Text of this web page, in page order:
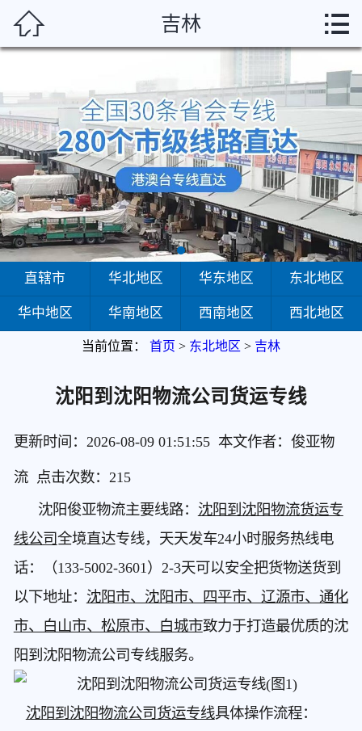
华北地区
华东地区
东北地区
华中地区
华南地区
西南地区
 吉林 
直辖市 华北地区 华东地区 东北地区
华中地区 华南地区 西南地区 西北地区
当前位置： 首页 > 东北地区 > 吉林
沈阳到沈阳物流公司货运专线
更新时间：2026-08-09 01:51:55 本文作者：俊亚物
流 点击次数： 215
沈阳俊亚物流主要线路： 沈阳到沈阳物流货运专
线公司全境直达专线，天天发车24小时服务热线电
话：（133-5002-3601）2-3天可以安全把货物送货到
以下地址： 沈阳市、沈阳市、四平市、辽源市、通化
市、白山市、松原市、白城市致力于打造最优质的沈
阳到沈阳物流公司专线服务。
沈阳到沈阳物流公司货运专线具体操作流程：